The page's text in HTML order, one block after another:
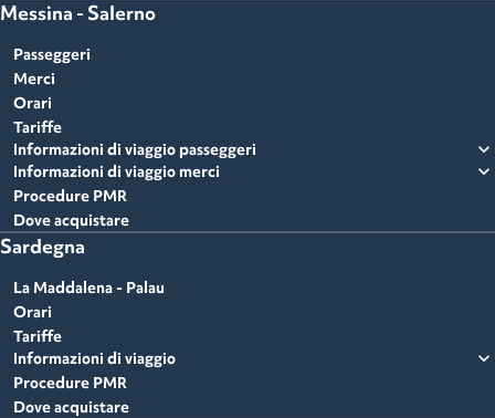
Messina - Salerno
Passeggeri
Merci
Orari
Tariffe
Informazioni di viaggio passeggeri
expand_more
Informazioni di viaggio merci expand_more
Procedure PMR
Dove acquistare
Sardegna
La Maddalena - Palau
Orari
Tariffe
Informazioni di viaggio
expand_more
Procedure PMR
Dove acquistare